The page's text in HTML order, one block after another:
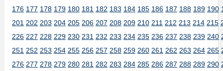
176 177 178 179 180 181 182 183 184 185 186 187 188 189 190
201 202 203 204 205 206 207 208 209 210 211 212 213 214 215
226 227 228 229 230 231 232 233 234 235 236 237 238 239 240
251 252 253 254 255 256 257 258 259 260 261 262 263 264 265
276 277 278 279 280 281 282 283 284 285 286 287 288 289 290